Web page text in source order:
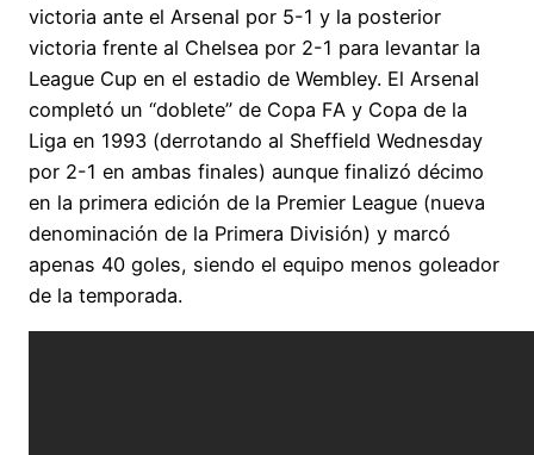
victoria ante el Arsenal por 5-1 y la posterior
victoria frente al Chelsea por 2-1 para levantar la
League Cup en el estadio de Wembley. El Arsenal
completó un “doblete” de Copa FA y Copa de la
Liga en 1993 (derrotando al Sheffield Wednesday
por 2-1 en ambas finales) aunque finalizó décimo
en la primera edición de la Premier League (nueva
denominación de la Primera División) y marcó
apenas 40 goles, siendo el equipo menos goleador
de la temporada.